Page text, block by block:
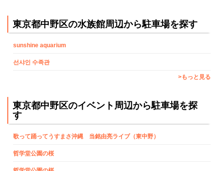
東京都中野区の水族館周辺から駐車場を探す
sunshine aquarium
선샤인 수족관
>もっと見る
東京都中野区のイベント周辺から駐車場を探
す
歌って踊ってうすまさ沖縄 当銘由亮ライブ（東中野）
哲学堂公園の桜